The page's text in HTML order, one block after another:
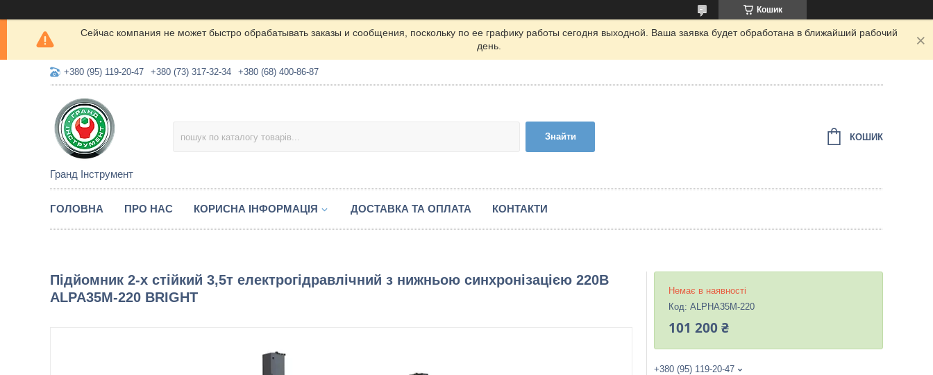
Кошик
Сейчас компания не может быстро обрабатывать заказы и сообщения, поскольку по ее графику работы сегодня выходной. Ваша заявка будет обработана в ближайший рабочий
день.
+380 (95) 119-20-47 +380 (73) 317-32-34 +380 (68) 400-86-87
Гранд Інструмент
Знайти КОШИК
ГОЛОВНА ПРО НАС КОРИСНА ІНФОРМАЦІЯ ДОСТАВКА ТА ОПЛАТА КОНТАКТИ
Підйомник 2-х стійкий 3,5т електрогідравлічний з нижньою синхронізацією 220В
ALPA35M-220 BRIGHT
Немає в наявності
Код: ALPHA35M-220
101 200 ₴
+380 (95) 119-20-47